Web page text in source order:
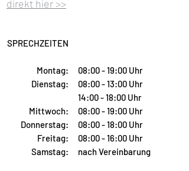
direkt hier >>
SPRECHZEITEN
Montag:
Dienstag:
Mittwoch:
Donnerstag:
Freitag:
Samstag:
08:00 - 19:00 Uhr
08:00 - 13:00 Uhr
14:00 - 18:00 Uhr
08:00 - 19:00 Uhr
08:00 - 18:00 Uhr
08:00 - 16:00 Uhr
nach Vereinbarung